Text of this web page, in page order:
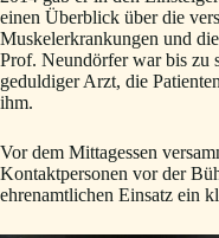
einen Überblick über die
Muskelerkrankungen und
Prof. Neundörfer war bis zu
geduldiger Arzt, die
ihm.
Vor dem Mittagessen
Kontaktpersonen vor der
ehrenamtlichen Einsatz ein